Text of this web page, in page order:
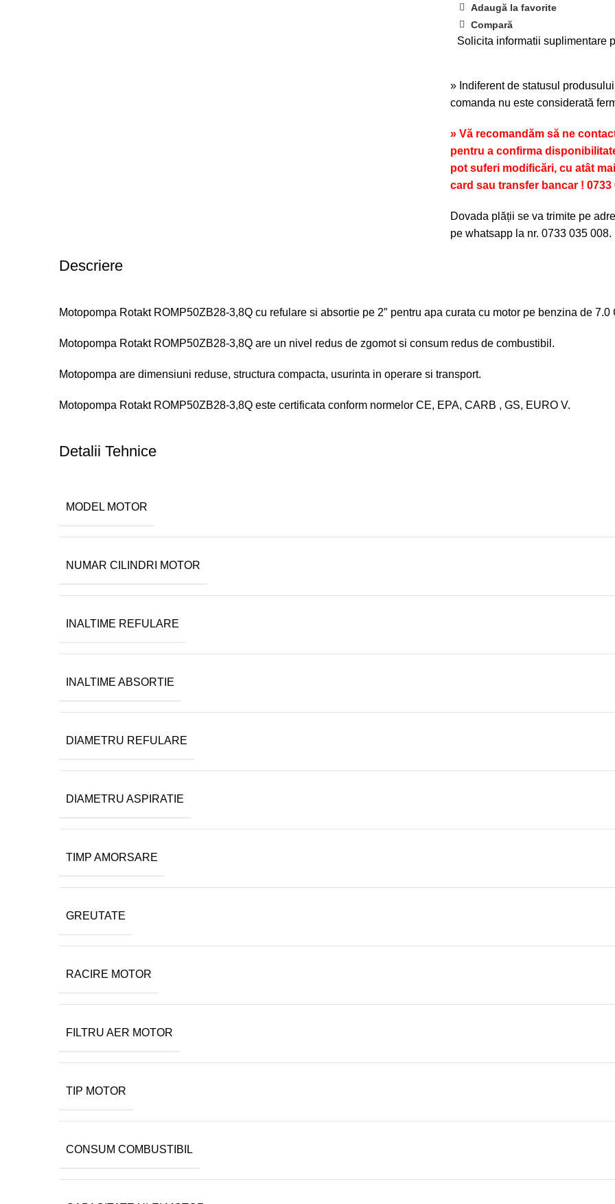
Adaugă la favorite
Compară
Solicita informatii suplimentare
» Indiferent de statusul
comanda nu este considerată
» Vă recomandăm să ne
pentru a confirma
pot suferi modificări, cu atât
card sau transfer bancar ! 0733
Dovada plății se va trimite pe
pe whatsapp la nr. 0733 035 008.
Descriere
Motopompa Rotakt ROMP50ZB28-3,8Q cu refulare si absortie pe 2″ pentru apa curata cu motor pe benzina de 7.0
Motopompa Rotakt ROMP50ZB28-3,8Q are un nivel redus de zgomot si consum redus de combustibil.
Motopompa are dimensiuni reduse, structura compacta, usurinta in operare si transport.
Motopompa Rotakt ROMP50ZB28-3,8Q este certificata conform normelor CE, EPA, CARB , GS, EURO V.
Detalii Tehnice
MODEL MOTOR
NUMAR CILINDRI MOTOR
INALTIME REFULARE
INALTIME ABSORTIE
DIAMETRU REFULARE
DIAMETRU ASPIRATIE
TIMP AMORSARE
GREUTATE
RACIRE MOTOR
FILTRU AER MOTOR
TIP MOTOR
CONSUM COMBUSTIBIL